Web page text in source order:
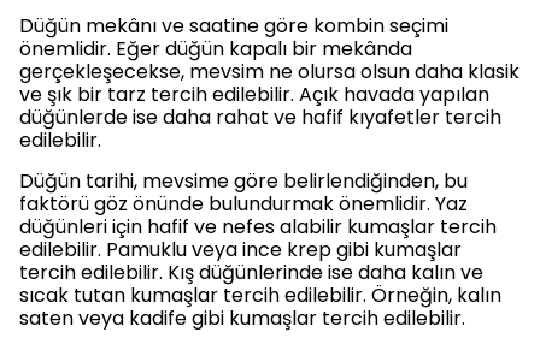
Düğün mekânı ve saatine göre kombin seçimi
önemlidir. Eğer düğün kapalı bir mekânda
gerçekleşecekse, mevsim ne olursa olsun daha klasik
ve şık bir tarz tercih edilebilir. Açık havada yapılan
düğünlerde ise daha rahat ve hafif kıyafetler tercih
edilebilir.
Düğün tarihi, mevsime göre belirlendiğinden, bu
faktörü göz önünde bulundurmak önemlidir. Yaz
düğünleri için hafif ve nefes alabilir kumaşlar tercih
edilebilir. Pamuklu veya ince krep gibi kumaşlar
tercih edilebilir. Kış düğünlerinde ise daha kalın ve
sıcak tutan kumaşlar tercih edilebilir. Örneğin, kalın
saten veya kadife gibi kumaşlar tercih edilebilir.